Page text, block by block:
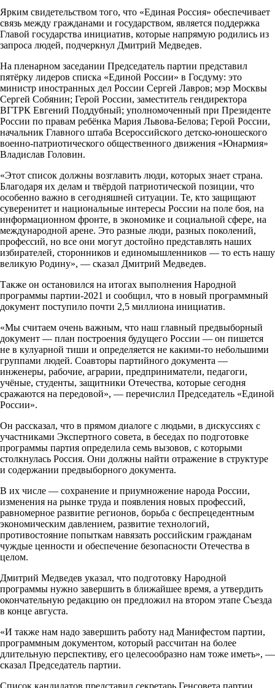
Ярким свидетельством того, что «Единая Россия» обеспечивает
связь между гражданами и государством, является поддержка
Главой государства инициатив, которые напрямую родились из
запроса людей, подчеркнул Дмитрий Медведев.
На пленарном заседании Председатель партии представил
пятёрку лидеров списка «Единой России» в Госдуму: это
министр иностранных дел России Сергей Лавров; мэр Москвы
Сергей Собянин; Герой России, заместитель гендиректора
ВГТРК Евгений Поддубный; уполномоченный при Президенте
России по правам ребёнка Мария Львова-Белова; Герой России,
начальник Главного штаба Всероссийского детско-юношеского
военно-патриотического общественного движения «Юнармия»
Владислав Головин.
«Этот список должны возглавить люди, которых знает страна.
Благодаря их делам и твёрдой патриотической позиции, что
особенно важно в сегодняшней ситуации. Те, кто защищают
суверенитет и национальные интересы России на поле боя, на
информационном фронте, в экономике и социальной сфере, на
международной арене. Это разные люди, разных поколений,
профессий, но все они могут достойно представлять наших
избирателей, сторонников и единомышленников — то есть нашу
великую Родину», — сказал Дмитрий Медведев.
Также он остановился на итогах выполнения Народной
программы партии-2021 и сообщил, что в новый программный
документ поступило почти 2,5 миллиона инициатив.
«Мы считаем очень важным, что наш главный предвыборный
документ — план построения будущего России — он пишется
не в кулуарной тиши и определяется не какими-то небольшими
группами людей. Соавторы партийного документа —
инженеры, рабочие, аграрии, предприниматели, педагоги,
учёные, студенты, защитники Отечества, которые сегодня
сражаются на передовой», — перечислил Председатель «Единой
России».
Он рассказал, что в прямом диалоге с людьми, в дискуссиях с
участниками Экспертного совета, в беседах по подготовке
программы партия определила семь вызовов, с которыми
столкнулась Россия. Они должны найти отражение в структуре
и содержании предвыборного документа.
В их числе — сохранение и приумножение народа России,
изменения на рынке труда и появления новых профессий,
равномерное развитие регионов, борьба с беспрецедентным
экономическим давлением, развитие технологий,
противостояние попыткам навязать российским гражданам
чуждые ценности и обеспечение безопасности Отечества в
целом.
Дмитрий Медведев указал, что подготовку Народной
программы нужно завершить в ближайшее время, а утвердить
окончательную редакцию он предложил на втором этапе Съезда
в конце августа.
«И также нам надо завершить работу над Манифестом партии,
программным документом, который рассчитан на более
длительную перспективу, его целесообразно нам тоже иметь», —
сказал Председатель партии.
Список кандидатов представил секретарь Генсовета партии